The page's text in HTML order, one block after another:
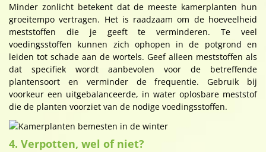
Minder zonlicht betekent dat de meeste kamerplanten hun
groeitempo vertragen. Het is raadzaam om de hoeveelheid
meststoffen die je geeft te verminderen. Te veel
voedingsstoffen kunnen zich ophopen in de potgrond en
leiden tot schade aan de wortels. Geef alleen meststoffen als
dat specifiek wordt aanbevolen voor de betreffende
plantensoort en verminder de frequentie. Gebruik bij
voorkeur een uitgebalanceerde, in water oplosbare meststof
die de planten voorziet van de nodige voedingsstoffen.
4. Verpotten, wel of niet?